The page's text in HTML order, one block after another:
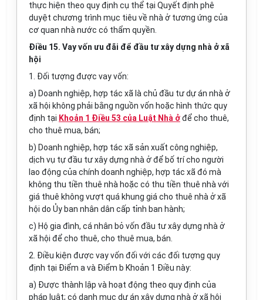
thực hiện theo quy định cụ thể tại Quyết định phê
duyệt chương trình mục tiêu về nhà ở tương ứng của
cơ quan nhà nước có thẩm quyền.
Điều 15. Vay vốn ưu đãi để đầu tư xây dựng nhà ở xã
hội
1. Đối tượng được vay vốn:
a) Doanh nghiệp, hợp tác xã là chủ đầu tư dự án nhà ở
xã hội không phải bằng nguồn vốn hoặc hình thức quy
định tại Khoản 1 Điều 53 của Luật Nhà ởđể cho thuê,
cho thuê mua, bán;
b) Doanh nghiệp, hợp tác xã sản xuất công nghiệp,
dịch vụ tự đầu tư xây dựng nhà ở để bố trí cho người
lao động của chính doanh nghiệp, hợp tác xã đó mà
không thu tiền thuê nhà hoặc có thu tiền thuê nhà với
giá thuê không vượt quá khung giá cho thuê nhà ở xã
hội do Ủy ban nhân dân cấp tỉnh ban hành;
c) Hộ gia đình, cá nhân bỏ vốn đầu tư xây dựng nhà ở
xã hội để cho thuê, cho thuê mua, bán.
2. Điều kiện được vay vốn đối với các đối tượng quy
định tại Điểm a và Điểm b Khoản 1 Điều này:
a) Được thành lập và hoạt động theo quy định của
pháp luật; có danh mục dự án xây dựng nhà ở xã hội